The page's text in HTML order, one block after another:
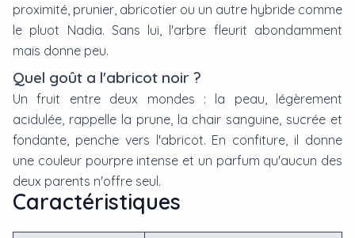
proximité, prunier, abricotier ou un autre hybride comme
le pluot Nadia. Sans lui, l'arbre fleurit abondamment
mais donne peu.
Quel goût a l'abricot noir ?
Un fruit entre deux mondes : la peau, légèrement
acidulée, rappelle la prune, la chair sanguine, sucrée et
fondante, penche vers l'abricot. En confiture, il donne
une couleur pourpre intense et un parfum qu'aucun des
deux parents n'offre seul.
Caractéristiques